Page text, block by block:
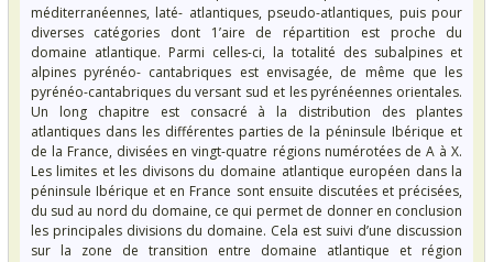
méditerranéennes, laté- atlantiques, pseudo-atlantiques, puis pour
diverses catégories dont 1’aire de répartition est proche du
domaine atlantique. Parmi celles-ci, la totalité des subalpines et
alpines pyrénéo- cantabriques est envisagée, de même que les
pyrénéo-cantabriques du versant sud et les pyrénéennes orientales.
Un long chapitre est consacré à la distribution des plantes
atlantiques dans les différentes parties de la péninsule Ibérique et
de la France, divisées en vingt-quatre régions numérotées de A à X.
Les limites et les divisons du domaine atlantique européen dans la
péninsule Ibérique et en France sont ensuite discutées et précisées,
du sud au nord du domaine, ce qui permet de donner en conclusion
les principales divisions du domaine. Cela est suivi d’une discussion
sur la zone de transition entre domaine atlantique et région